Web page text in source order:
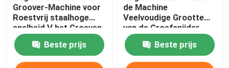
Groover-Machine voor
Roestvrij staalhoge
snelheid V het Groeven
Machine
Beste prijs
de Machine
Veelvoudige Grootte
van de Groefsnijder
CNC V het Groeven
MachineBeste prijs